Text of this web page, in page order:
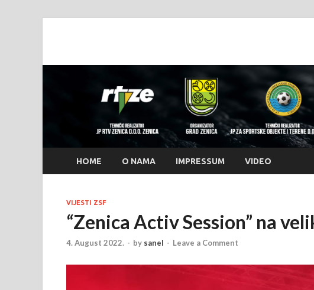
HOME O NAMA IMPRESSUM VIDEO
VIJESTI ZSF
“Zenica Activ Session” na
4. August 2022. - by sanel - Leave a Comment